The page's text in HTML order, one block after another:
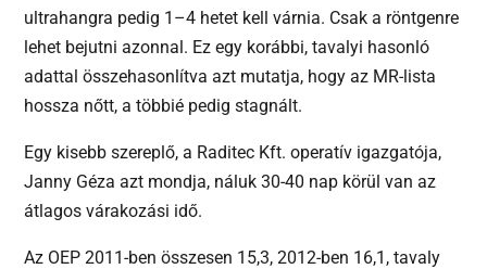
ultrahangra pedig 1–4 hetet kell várnia. Csak a röntgenre
lehet bejutni azonnal. Ez egy korábbi, tavalyi hasonló
adattal összehasonlítva azt mutatja, hogy az MR-lista
hossza nőtt, a többié pedig stagnált.
Egy kisebb szereplő, a Raditec Kft. operatív igazgatója,
Janny Géza azt mondja, náluk 30-40 nap körül van az
átlagos várakozási idő.
Az OEP 2011-ben összesen 15,3, 2012-ben 16,1, tavaly